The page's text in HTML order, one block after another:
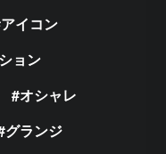
アイコン
ョン
オシャレ
グランジ